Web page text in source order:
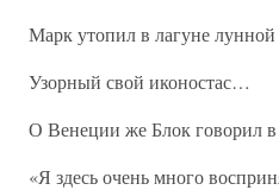
Марк утопил в лагуне лунной
Узорный свой иконостас…
О Венеции же Блок говорил в
«Я здесь очень много